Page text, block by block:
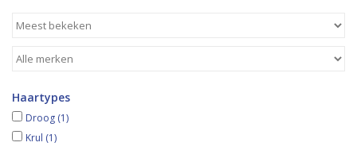
Merken
Merken
Haartypes
Droog (1)
Krul (1)